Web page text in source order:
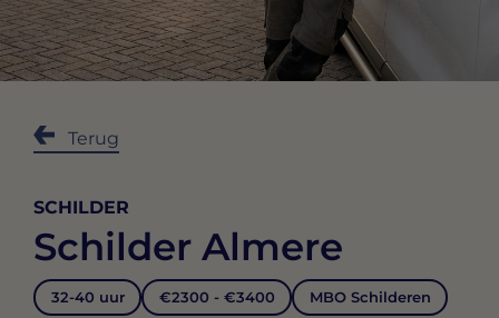
Terug
SCHILDER
Schilder Almere
32-40 uur €2300 - €3400 MBO Schilderen